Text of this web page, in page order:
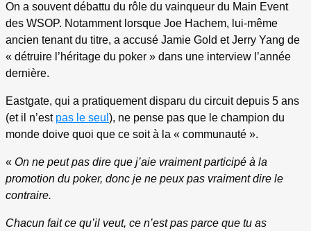
On a souvent débattu du rôle du vainqueur du Main Event
des WSOP. Notamment lorsque Joe Hachem, lui-même
ancien tenant du titre, a accusé Jamie Gold et Jerry Yang de
« détruire l’héritage du poker » dans une interview l’année
dernière.
Eastgate, qui a pratiquement disparu du circuit depuis 5 ans
(et il n’est pas le seul ), ne pense pas que le champion du
monde doive quoi que ce soit à la « communauté ».
« On ne peut pas dire que j’aie vraiment participé à la
promotion du poker, donc je ne peux pas vraiment dire le
contraire.
Chacun fait ce qu’il veut, ce n’est pas parce que tu as